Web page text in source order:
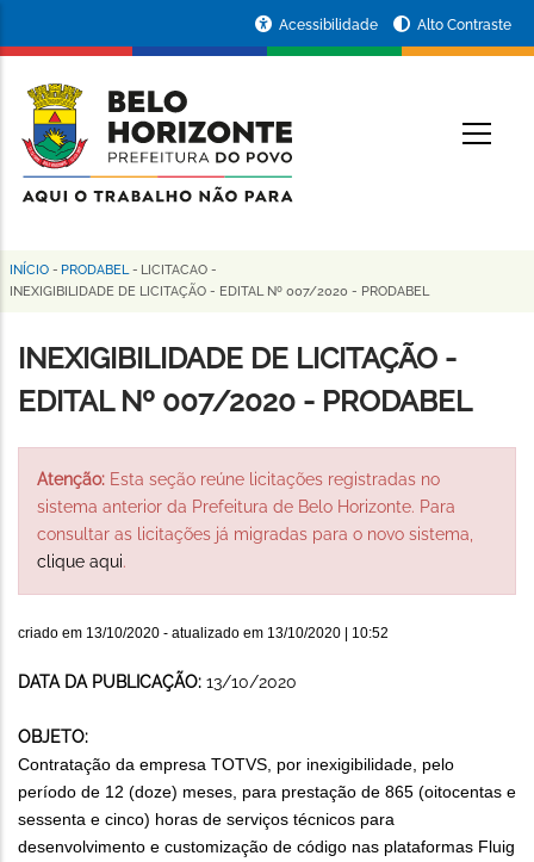
conteúdo
principal
da
Prefeitura
de
Horizonte
Acessibilidade Alto Contraste
Trilha
navegação
INÍCIO - PRODABEL - LICITACAO -
INEXIGIBILIDADE DE LICITAÇÃO - EDITAL Nº 007/2020 - PRODABEL
INEXIGIBILIDADE DE LICITAÇÃO -
EDITAL Nº 007/2020 - PRODABEL
Atenção: Esta seção reúne licitações registradas no
sistema anterior da Prefeitura de Belo Horizonte. Para
consultar as licitações já migradas para o novo sistema,
clique aqui.
criado em 13/10/2020 - atualizado em 13/10/2020 | 10:52
DATA DA PUBLICAÇÃO: 13/10/2020
OBJETO:
Contratação da empresa TOTVS, por inexigibilidade, pelo
período de 12 (doze) meses, para prestação de 865 (oitocentas e
sessenta e cinco) horas de serviços técnicos para
desenvolvimento e customização de código nas plataformas Fluig